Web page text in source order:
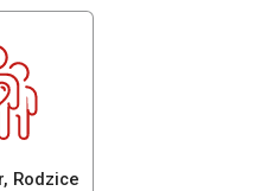
Rodzice